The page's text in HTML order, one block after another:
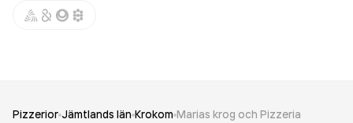
Pizzerior Jämtlands län Krokom Marias krog och Pizzeria